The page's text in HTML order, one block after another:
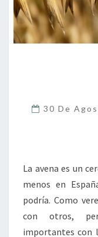
30 De
La avena es un
menos en
podría. Como
con otros,
importantes con